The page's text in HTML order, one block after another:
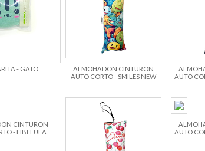
- GATO
ALMOHADON CINTURON
AUTO CORTO - SMILES NEW
AUTO
CINTURON
- LIBELULA
AUTO